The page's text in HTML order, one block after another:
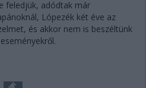
feledjük, adódtak már
Lópezék két éve az
és akkor nem is beszéltünk